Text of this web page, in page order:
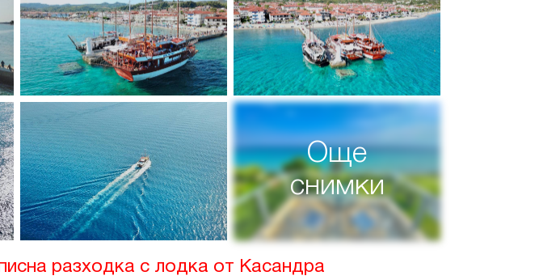
Още
снимки
разходка с лодка от Касандра